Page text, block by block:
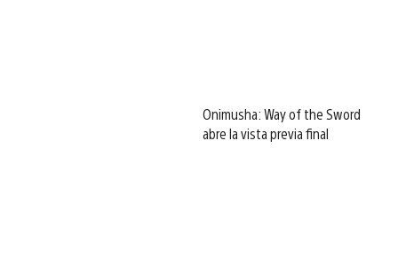
Onimusha: Way of the Sword
abre la vista previa final